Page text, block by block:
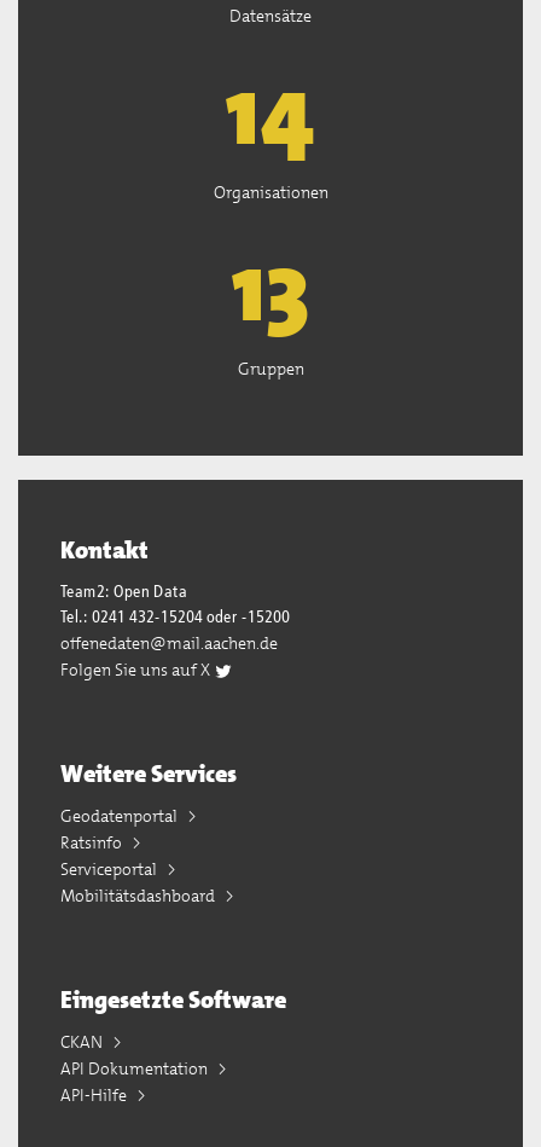
Datensätze
15
Organisationen
13
Gruppen
Kontakt
Team2: Open Data
Tel.: 0241 432-15204 oder -15200
offenedaten@mail.aachen.de
Folgen Sie uns auf X
Weitere Services
Geodatenportal
Ratsinfo
Serviceportal
Mobilitätsdashboard
Eingesetzte Software
CKAN
API Dokumentation
API-Hilfe